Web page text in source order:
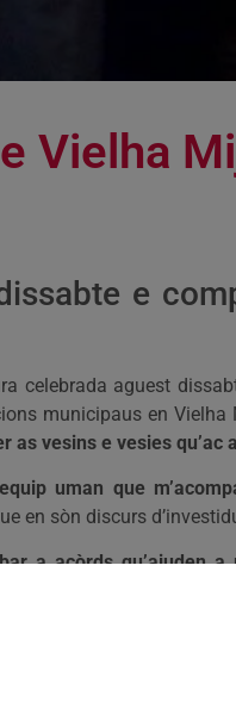
Vielha
e
celebrada aguest
municipaus en Vielha
vesins e vesies qu’ac
uman que
en sòn discurs
a acòrds qu’ajuden